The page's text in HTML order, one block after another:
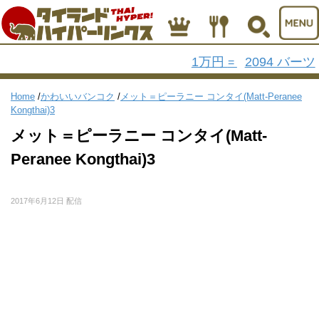
1万円 = 2094 バーツ
Home /かわいいバンコク /メット＝ピーラニー コンタイ(Matt-Peranee
Kongthai)3
メット＝ピーラニー コンタイ(Matt-
Peranee Kongthai)3
2017年6月12日 配信